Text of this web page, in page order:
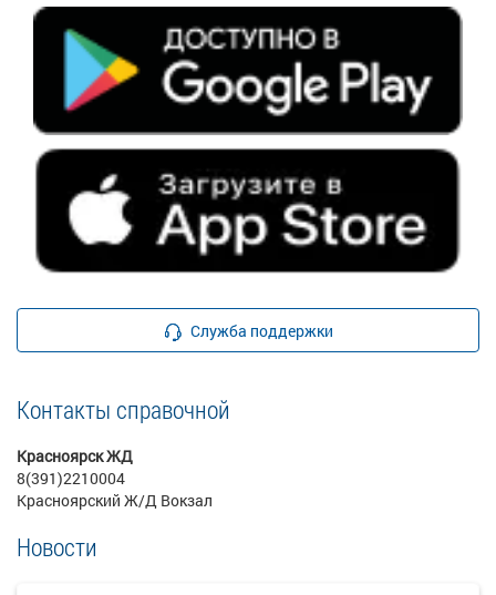
Служба поддержки
Контакты справочной
Красноярск ЖД
8(391)2210004
Красноярский Ж/Д Вокзал
Новости